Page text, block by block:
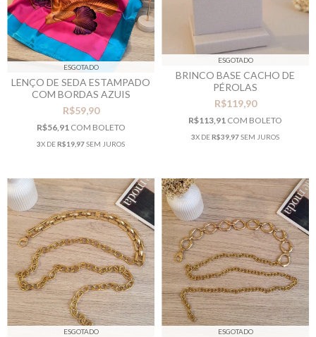
ESGOTADO
LENÇO DE SEDA ESTAMPADO
COM BORDAS AZUIS
R$59,90
R$56,91 COM BOLETO
3X DER$19,97SEM JUROS
ESGOTADO
BRINCO BASE CACHO DE
PÉROLAS
R$119,90
R$113,91 COM BOLETO
3X DER$39,97SEM JUROS
ESGOTADO ESGOTADO